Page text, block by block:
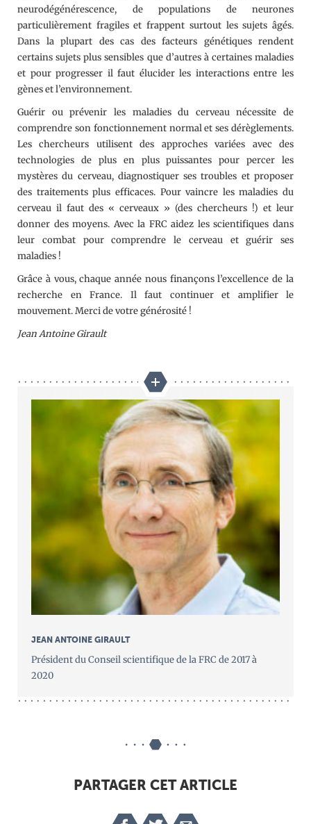
neurodégénérescence, de populations de neurones
particulièrement fragiles et frappent surtout les sujets âgés.
Dans la plupart des cas des facteurs génétiques rendent
certains sujets plus sensibles que d’autres à certaines maladies
et pour progresser il faut élucider les interactions entre les
gènes et l’environnement.
Guérir ou prévenir les maladies du cerveau nécessite de
comprendre son fonctionnement normal et ses dérèglements.
Les chercheurs utilisent des approches variées avec des
technologies de plus en plus puissantes pour percer les
mystères du cerveau, diagnostiquer ses troubles et proposer
des traitements plus efficaces. Pour vaincre les maladies du
cerveau il faut des « cerveaux » (des chercheurs !) et leur
donner des moyens. Avec la FRC aidez les scientifiques dans
leur combat pour comprendre le cerveau et guérir ses
maladies !
Grâce à vous, chaque année nous finançons l’excellence de la
recherche en France. Il faut continuer et amplifier le
mouvement. Merci de votre générosité !
Jean Antoine Girault
JEAN ANTOINE GIRAULT
Président du Conseil scientifique de la FRC de 2017 à
2020
PARTAGER CET ARTICLE